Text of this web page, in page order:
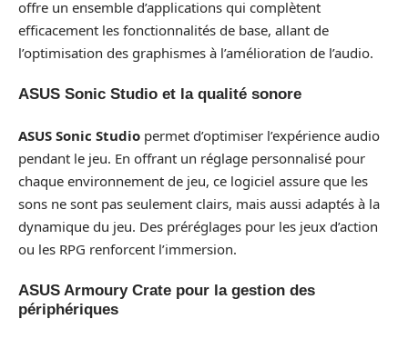
offre un ensemble d’applications qui complètent
efficacement les fonctionnalités de base, allant de
l’optimisation des graphismes à l’amélioration de l’audio.
ASUS Sonic Studio et la qualité sonore
ASUS Sonic Studio permet d’optimiser l’expérience audio
pendant le jeu. En offrant un réglage personnalisé pour
chaque environnement de jeu, ce logiciel assure que les
sons ne sont pas seulement clairs, mais aussi adaptés à la
dynamique du jeu. Des préréglages pour les jeux d’action
ou les RPG renforcent l’immersion.
ASUS Armoury Crate pour la gestion des
périphériques